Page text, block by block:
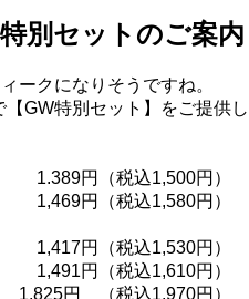
別セットのご案内
ークになりそうですね。
GW特別セット】をご提供し
1.389円（税込1,500円）
1,469円（税込1,580円）
1,417円（税込1,530円）
1,491円（税込1,610円）
1,825円 （税込1,970円）